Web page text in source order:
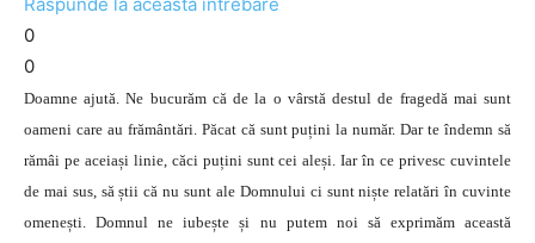
0
0
Doamne ajută. Ne bucurăm că de la o vârstă destul de fragedă mai sunt
oameni care au frământări. Păcat că sunt puțini la număr. Dar te îndemn să
rămâi pe aceiași linie, căci puțini sunt cei aleși. Iar în ce privesc cuvintele
de mai sus, să știi că nu sunt ale Domnului ci sunt niște relatări în cuvinte
omenești. Domnul ne iubește și nu putem noi să exprimăm această